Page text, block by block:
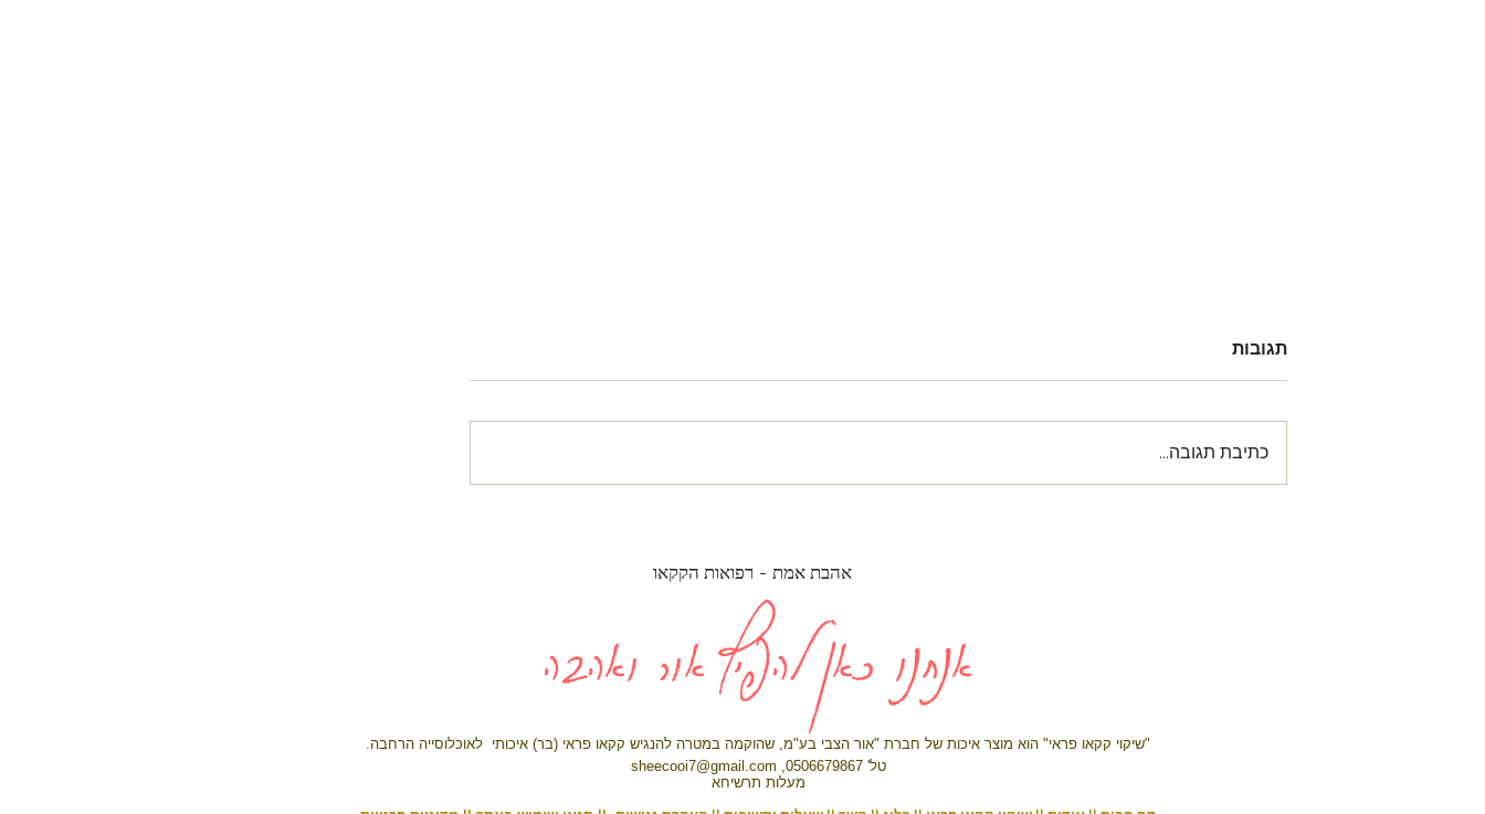
תגובות
כתיבת תגובה...
אהבת אמת - רפואות הקקאו
"שיקוי קקאו פראי" הוא מוצר איכות של חברת "אור הצבי בע"מ, שהוקמה במטרה להנגיש קקאו פראי (בר) איכותי לאוכלוסייה הרחבה.
טל' 0506679867,
sheecooi7@gmail.com
מעלות תרשיחא
אנחנו כאן להפיץ אור ואהבה